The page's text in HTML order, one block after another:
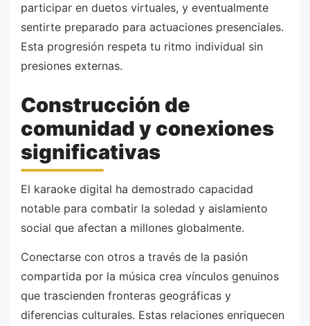
participar en duetos virtuales, y eventualmente
sentirte preparado para actuaciones presenciales.
Esta progresión respeta tu ritmo individual sin
presiones externas.
Construcción de
comunidad y conexiones
significativas
El karaoke digital ha demostrado capacidad
notable para combatir la soledad y aislamiento
social que afectan a millones globalmente.
Conectarse con otros a través de la pasión
compartida por la música crea vínculos genuinos
que trascienden fronteras geográficas y
diferencias culturales. Estas relaciones enriquecen